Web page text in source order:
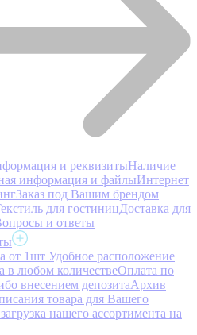
и реквизитыНаличие
информация и файлыИнтернет
Заказ под Вашим брендом
для гостиницДоставка для
и ответы
от 1шт Удобное расположение
в любом количествеОплата по
внесением депозитаАрхив
товара для Вашего
нашего ассортимента на